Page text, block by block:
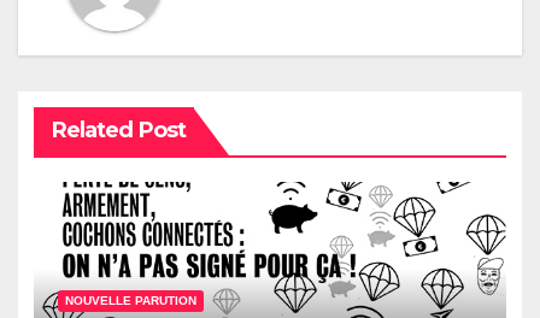
Related Post
NOUVELLE PARUTION